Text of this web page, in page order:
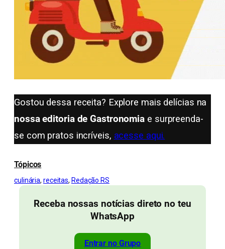
Gostou dessa receita? Explore mais delícias na
nossa editoria de Gastronomia e surpreenda-
se com pratos incríveis, acesse aqui.
Tópicos
culinária, receitas, Redação RS
Receba nossas notícias direto no teu
WhatsApp
Entrar no Grupo